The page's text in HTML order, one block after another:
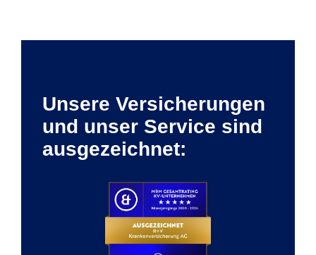
Unsere Versicherungen
und unser Service sind
ausgezeichnet: